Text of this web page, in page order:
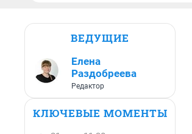
ВЕДУЩИЕ
Елена
Раздобреева
Редактор
КЛЮЧЕВЫЕ МОМЕНТЫ